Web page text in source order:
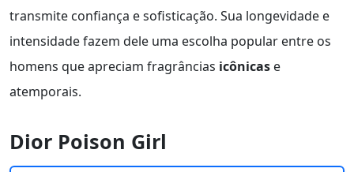
transmite confiança e sofisticação. Sua longevidade e
intensidade fazem dele uma escolha popular entre os
homens que apreciam fragrâncias icônicas e
atemporais.
Dior Poison Girl